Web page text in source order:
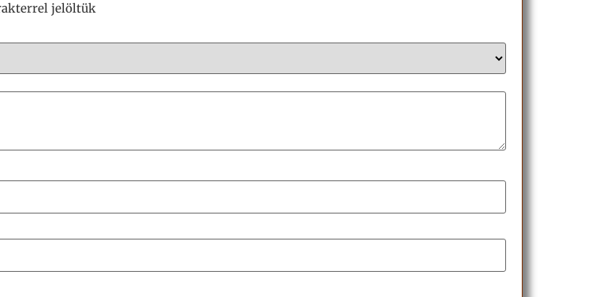
jelöltük